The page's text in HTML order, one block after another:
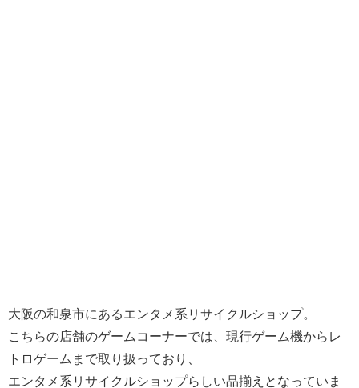
大阪の和泉市にあるエンタメ系リサイクルショップ。
こちらの店舗のゲームコーナーでは、現行ゲーム機からレ
トロゲームまで取り扱っており、
エンタメ系リサイクルショップらしい品揃えとなっていま